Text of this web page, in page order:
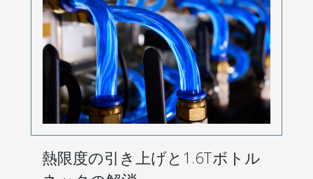
熱限度の引き上げと1.6Tボトル